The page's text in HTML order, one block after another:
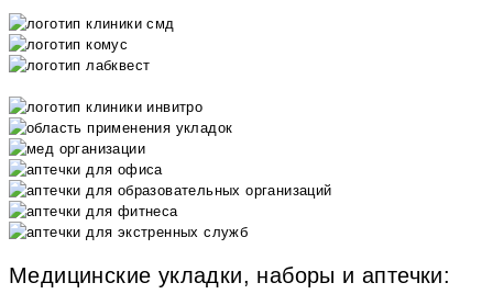
Медицинские укладки, наборы и аптечки: